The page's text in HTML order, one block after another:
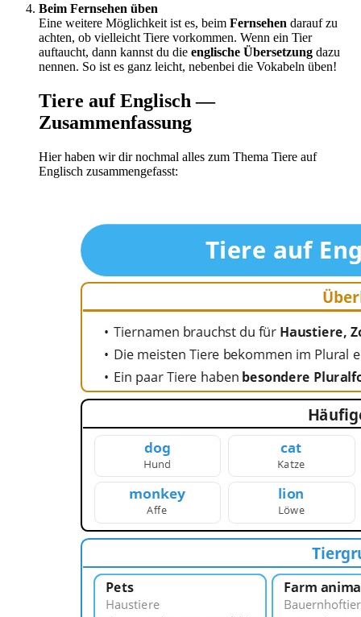
Beim Fernsehen üben
Eine weitere Möglichkeit ist es, beim Fernsehen darauf zu
achten, ob vielleicht Tiere vorkommen. Wenn ein Tier
auftaucht, dann kannst du die englische Übersetzung dazu
nennen. So ist es ganz leicht, nebenbei die Vokabeln üben!
Tiere auf Englisch —
Zusammenfassung
Hier haben wir dir nochmal alles zum Thema Tiere auf
Englisch zusammengefasst: